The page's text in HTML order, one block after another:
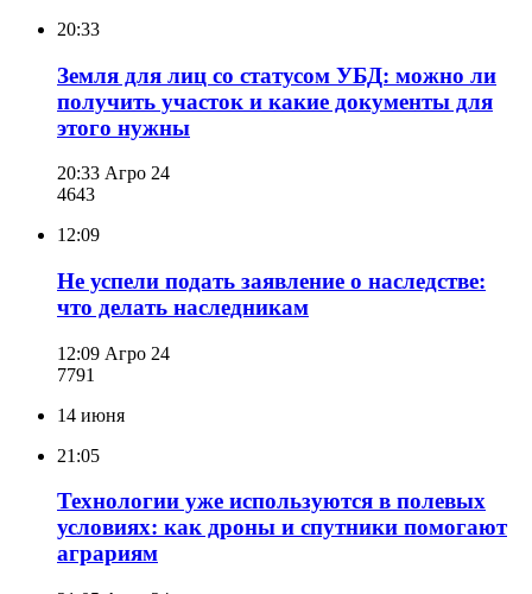
20:33
Земля для лиц со статусом УБД: можно ли
получить участок и какие документы для
этого нужны
20:33 Агро 24
4643
12:09
Не успели подать заявление о наследстве:
что делать наследникам
12:09 Агро 24
7791
14 июня
21:05
Технологии уже используются в полевых
условиях: как дроны и спутники помогают
аграриям